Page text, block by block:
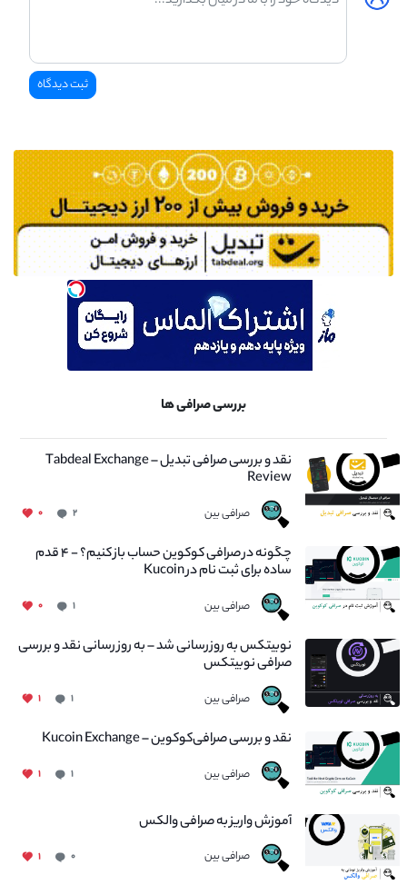
بررسی صرافی ها
نقد و بررسی صرافی تبدیل – Tabdeal Exchange
Review
صرافی بین ۲ ۰
چگونه در صرافی کوکوین حساب باز کنیم؟ - ۴ قدم
ساده برای ثبت نام در Kucoin
صرافی بین ۱ ۰
نوبیتکس به روزرسانی شد – به روز رسانی نقد و بررسی
صرافی نوبیتکس
صرافی بین ۱ ۱
نقد و بررسی صرافی‌کوکوین – Kucoin Exchange
صرافی بین ۱ ۱
آموزش واریز به صرافی والکس
صرافی بین ۰ ۱